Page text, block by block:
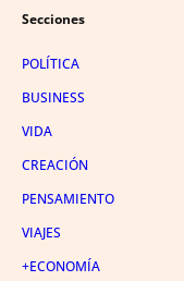
Secciones
POLÍTICA
BUSINESS
VIDA
CREACIÓN
PENSAMIENTO
VIAJES
+ECONOMÍA